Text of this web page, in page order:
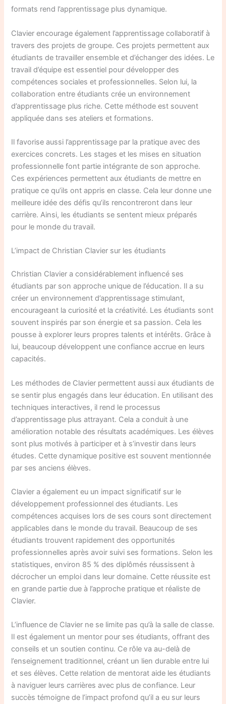
formats rend l’apprentissage plus dynamique.
Clavier encourage également l’apprentissage collaboratif à
travers des projets de groupe. Ces projets permettent aux
étudiants de travailler ensemble et d’échanger des idées. Le
travail d’équipe est essentiel pour développer des
compétences sociales et professionnelles. Selon lui, la
collaboration entre étudiants crée un environnement
d’apprentissage plus riche. Cette méthode est souvent
appliquée dans ses ateliers et formations.
Il favorise aussi l’apprentissage par la pratique avec des
exercices concrets. Les stages et les mises en situation
professionnelle font partie intégrante de son approche.
Ces expériences permettent aux étudiants de mettre en
pratique ce qu’ils ont appris en classe. Cela leur donne une
meilleure idée des défis qu’ils rencontreront dans leur
carrière. Ainsi, les étudiants se sentent mieux préparés
pour le monde du travail.
L’impact de Christian Clavier sur les étudiants
Christian Clavier a considérablement influencé ses
étudiants par son approche unique de l’éducation. Il a su
créer un environnement d’apprentissage stimulant,
encourageant la curiosité et la créativité. Les étudiants sont
souvent inspirés par son énergie et sa passion. Cela les
pousse à explorer leurs propres talents et intérêts. Grâce à
lui, beaucoup développent une confiance accrue en leurs
capacités.
Les méthodes de Clavier permettent aussi aux étudiants de
se sentir plus engagés dans leur éducation. En utilisant des
techniques interactives, il rend le processus
d’apprentissage plus attrayant. Cela a conduit à une
amélioration notable des résultats académiques. Les élèves
sont plus motivés à participer et à s’investir dans leurs
études. Cette dynamique positive est souvent mentionnée
par ses anciens élèves.
Clavier a également eu un impact significatif sur le
développement professionnel des étudiants. Les
compétences acquises lors de ses cours sont directement
applicables dans le monde du travail. Beaucoup de ses
étudiants trouvent rapidement des opportunités
professionnelles après avoir suivi ses formations. Selon les
statistiques, environ 85 % des diplômés réussissent à
décrocher un emploi dans leur domaine. Cette réussite est
en grande partie due à l’approche pratique et réaliste de
Clavier.
L’influence de Clavier ne se limite pas qu’à la salle de classe.
Il est également un mentor pour ses étudiants, offrant des
conseils et un soutien continu. Ce rôle va au-delà de
l’enseignement traditionnel, créant un lien durable entre lui
et ses élèves. Cette relation de mentorat aide les étudiants
à naviguer leurs carrières avec plus de confiance. Leur
succès témoigne de l’impact profond qu’il a eu sur leurs